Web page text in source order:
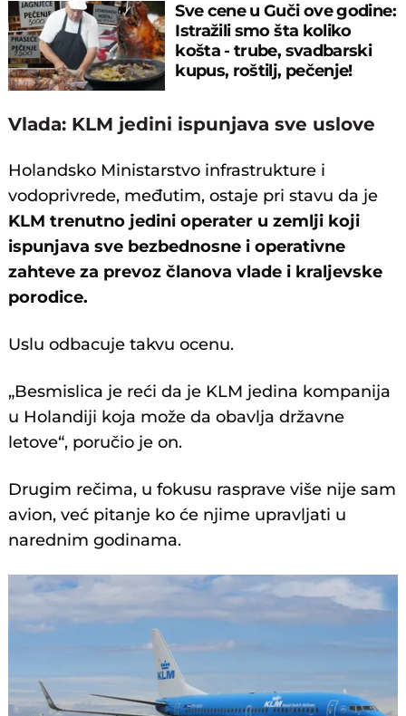
Sve cene u Guči ove godine:
Istražili smo šta koliko
košta - trube, svadbarski
kupus, roštilj, pečenje!
Vlada: KLM jedini ispunjava sve uslove
Holandsko Ministarstvo infrastrukture i
vodoprivrede, međutim, ostaje pri stavu da je
KLM trenutno jedini operater u zemlji koji
ispunjava sve bezbednosne i operativne
zahteve za prevoz članova vlade i kraljevske
porodice.
Uslu odbacuje takvu ocenu.
„Besmislica je reći da je KLM jedina kompanija
u Holandiji koja može da obavlja državne
letove“, poručio je on.
Drugim rečima, u fokusu rasprave više nije sam
avion, već pitanje ko će njime upravljati u
narednim godinama.